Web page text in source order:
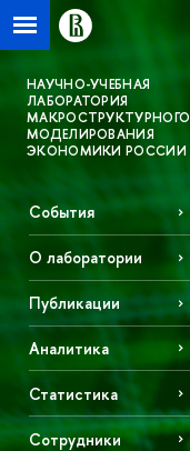
НАУЧНО-УЧЕБНАЯ
ЛАБОРАТОРИЯ
МАКРОСТРУКТУРНОГО
МОДЕЛИРОВАНИЯ
ЭКОНОМИКИ РОССИИ
События
О лаборатории
Публикации
Аналитика
Статистика
Сотрудники